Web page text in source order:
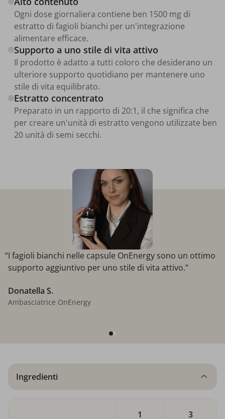
Ogni dose giornaliera contiene ben 1500 mg di
estratto di fagioli bianchi per un'integrazione
alimentare efficace.
Supporto a uno stile di vita attivo
Il prodotto è adatto a tutti coloro che desiderano un
ulteriore supporto quotidiano per mantenere uno
stile di vita equilibrato.
Estratto concentrato
Preparato in un rapporto di 20:1, il che significa che
per creare un'unità di estratto vengono utilizzate ben
20 unità di semi secchi.
“I fagioli bianchi nelle capsule OnEnergy sono un ottimo
supporto aggiuntivo per uno stile di vita attivo.”
Donatella S.
Ambasciatrice OnEnergy
Ingredienti
1
3